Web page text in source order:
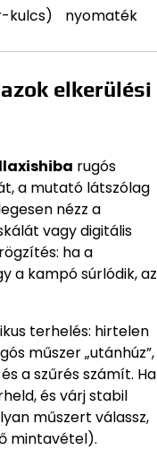
kulcs)
nyomaték
elkerülési
rugós
a mutató látszólag
nézz a
vagy digitális
ha a
a kampó súrlódik, az
terhelés: hirtelen
műszer „utánhúz”,
a szűrés számít. Ha
és várj stabil
műszert válassz,
mintavétel).